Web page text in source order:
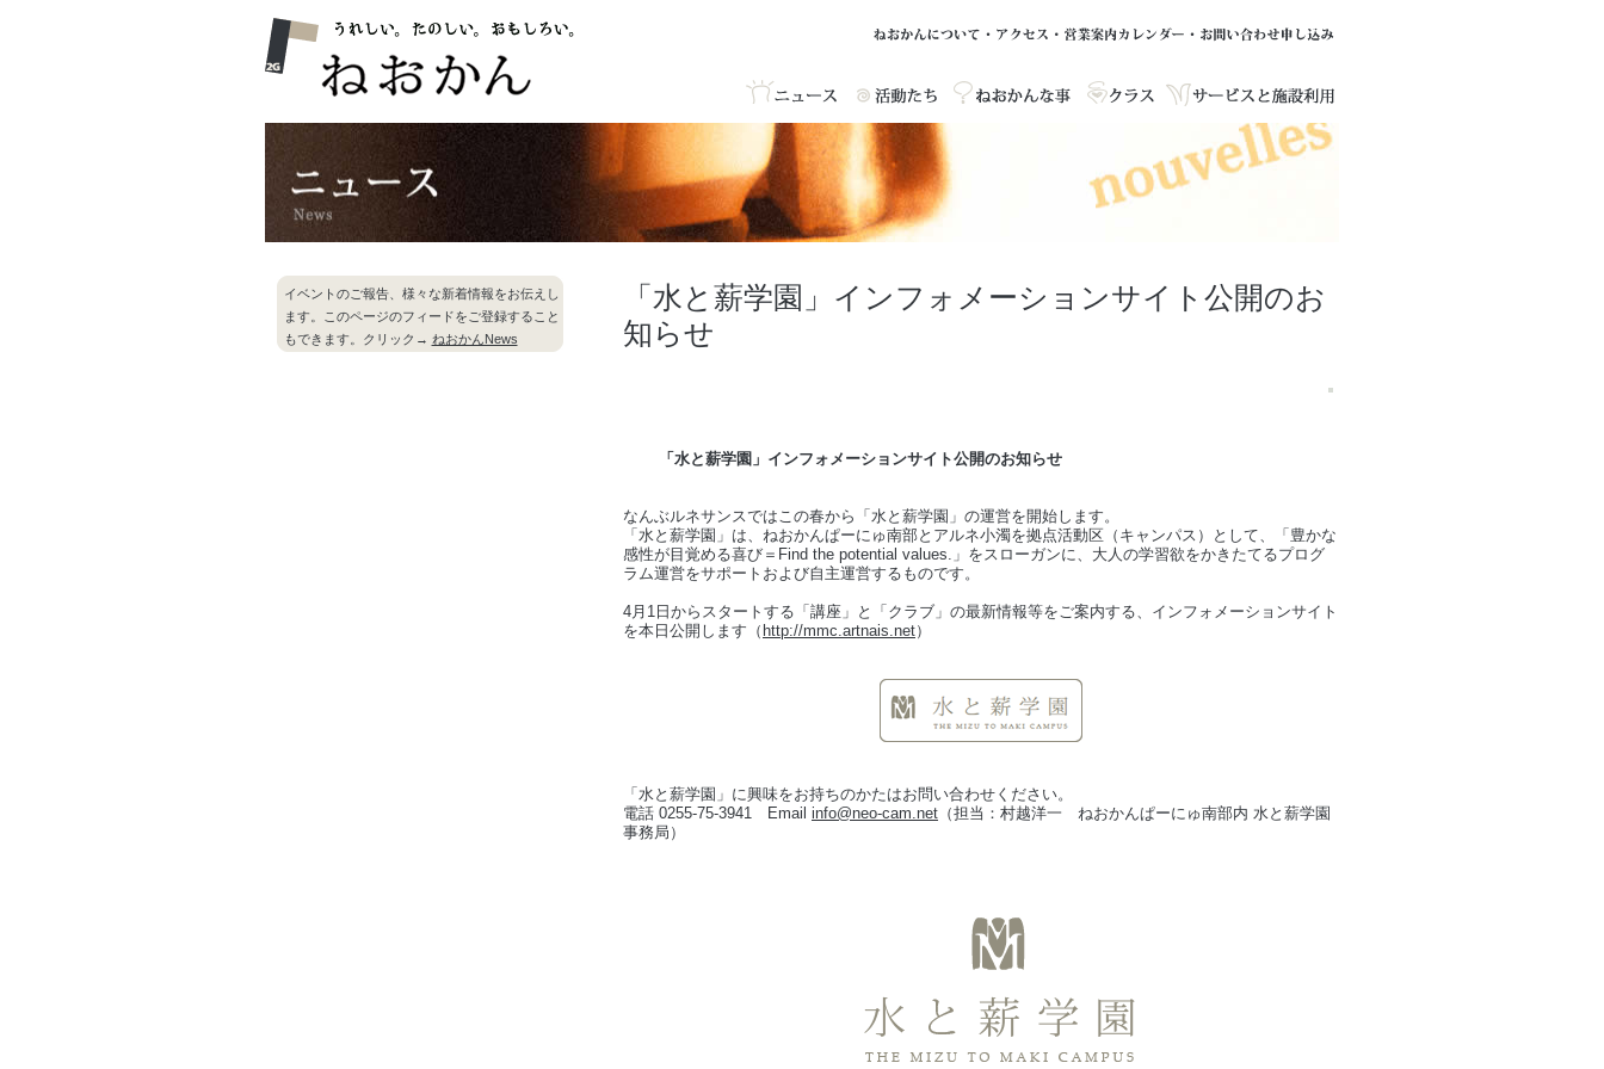
イベントのご報告、様々な新着情報をお伝えし
ます。このページのフィードをご登録すること
もできます。クリック→ ねおかんNews
「水と薪学園」インフォメーションサイト公開のお
知らせ
「水と薪学園」インフォメーションサイト公開のお知らせ
なんぶルネサンスではこの春から「水と薪学園」の運営を開始します。
「水と薪学園」は、ねおかんぱーにゅ南部とアルネ小濁を拠点活動区（キャンパス）として、「豊かな
感性が目覚める喜び＝Find the potential values.」をスローガンに、大人の学習欲をかきたてるプログ
ラム運営をサポートおよび自主運営するものです。
4月1日からスタートする「講座」と「クラブ」の最新情報等をご案内する、インフォメーションサイト
を本日公開します（ http://mmc.artnais.net）
「水と薪学園」に興味をお持ちのかたはお問い合わせください。
電話 0255-75-3941 Email info@neo-cam.net （担当：村越洋一 ねおかんぱーにゅ南部内 水と薪学園
事務局）